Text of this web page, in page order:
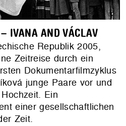
IVANA AND VÁCLAV
Republik 2005,
Zeitreise durch ein
Dokumentarfilmzyklus
junge Paare vor und
Ein
einer gesellschaftlichen
Zeit.